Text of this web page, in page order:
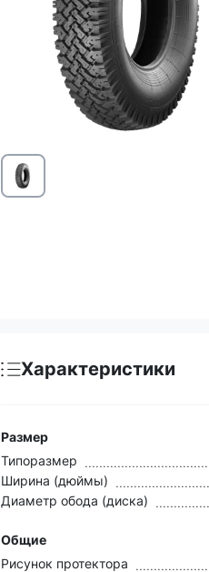
Характеристики
Размер
Типоразмер
Ширина (дюймы)
Диаметр обода (диска)
Общие
Рисунок протектора